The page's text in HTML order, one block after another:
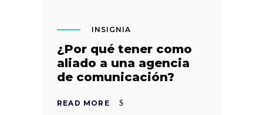
INSIGNIA
¿Por qué tener como
aliado a una agencia
de comunicación?
READ MORE